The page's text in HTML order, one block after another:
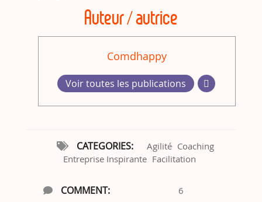
Auteur / autrice
Comdhappy
Voir toutes les publications
CATEGORIES: Agilité Coaching
Entreprise Inspirante Facilitation
COMMENT: 6